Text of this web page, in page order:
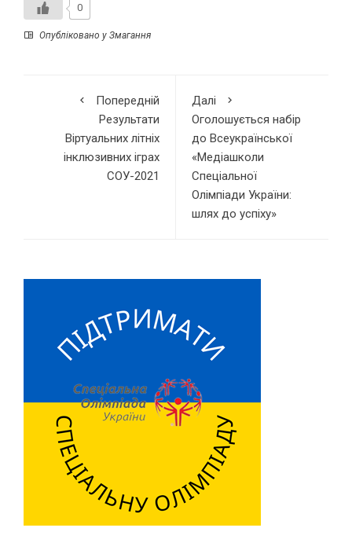
0
Опубліковано у Змагання
Попередній
Результати
Віртуальних літніх
інклюзивних іграх
СОУ-2021
Далі
Оголошується набір
до Всеукраїнської
«Медіашколи
Спеціальної
Олімпіади України:
шлях до успіху»